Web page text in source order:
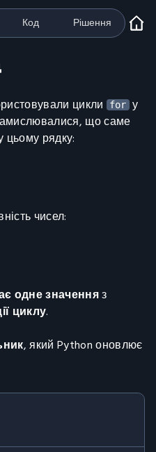
Код Рішення
цикли for у
що саме
цьому рядку:
чисел:
одне значенняз
циклу.
, який Python оновлює